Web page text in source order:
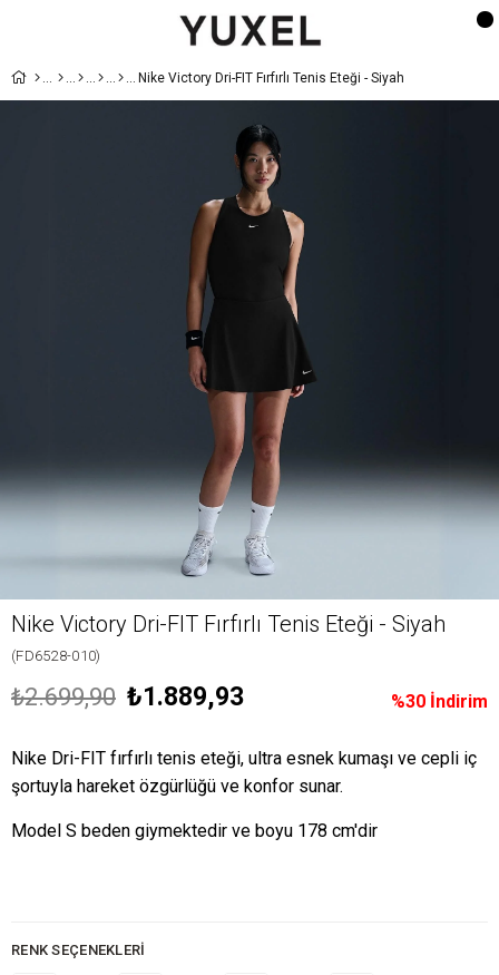
Nike Victory Dri-FIT Fırfırlı Tenis Eteği - Siyah
Nike Victory Dri-FIT Fırfırlı Tenis Eteği - Siyah
(FD6528-010)
%30 İndirim
₺2.699,90 ₺1.889,93
Nike Dri-FIT fırfırlı tenis eteği, ultra esnek kumaşı ve cepli iç
şortuyla hareket özgürlüğü ve konfor sunar.
Model S beden giymektedir ve boyu 178 cm'dir
RENK SEÇENEKLERI